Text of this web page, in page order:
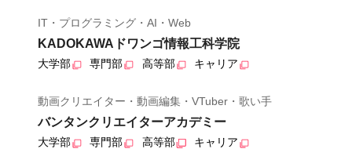
IT・プログラミング・AI・Web
KADOKAWAドワンゴ情報工科学院
大学部 専門部 高等部 キャリア
動画クリエイター・動画編集・VTuber・歌い手
バンタンクリエイターアカデミー
大学部 専門部 高等部 キャリア